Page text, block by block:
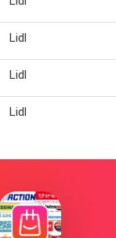
Lidl
Lidl
Lidl